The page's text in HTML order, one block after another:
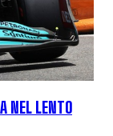
NEL LENTO